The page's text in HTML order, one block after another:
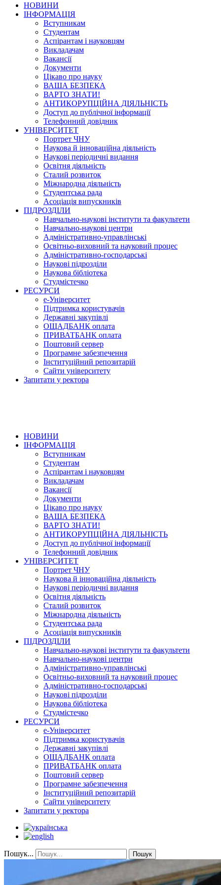
НОВИНИ
ІНФОРМАЦІЯ
Вступникам
Студентам
Аспірантам і науковцям
Викладачам
Вакансії
Документи
Цікаво про науку
ВАША БЕЗПЕКА
ВАРТО ЗНАТИ!
АНТИКОРУПЦІЙНА ДІЯЛЬНІСТЬ
Доступ до публічної інформації
Телефонний довідник
УНІВЕРСИТЕТ
Портрет ЧНУ
Наукова й інноваційна діяльність
Наукові періодичні видання
Освітня діяльність
Сталий розвиток
Міжнародна діяльність
Студентська рада
Асоціація випускників
ПІДРОЗДІЛИ
Навчально-наукові інститути та факультети
Навчально-наукові центри
Адміністративно-управлінські
Освітньо-виховний та науковий процес
Адміністративно-господарські
Наукові підрозділи
Наукова бібліотека
Студмістечко
РЕСУРСИ
е-Університет
Підтримка користувачів
Державні закупівлі
ОЩАДБАНК оплата
ПРИВАТБАНК оплата
Поштовий сервер
Програмне забезпечення
Інституційний репозитарій
Сайти університету
Запитати у ректора
НОВИНИ
ІНФОРМАЦІЯ
Вступникам
Студентам
Аспірантам і науковцям
Викладачам
Вакансії
Документи
Цікаво про науку
ВАША БЕЗПЕКА
ВАРТО ЗНАТИ!
АНТИКОРУПЦІЙНА ДІЯЛЬНІСТЬ
Доступ до публічної інформації
Телефонний довідник
УНІВЕРСИТЕТ
Портрет ЧНУ
Наукова й інноваційна діяльність
Наукові періодичні видання
Освітня діяльність
Сталий розвиток
Міжнародна діяльність
Студентська рада
Асоціація випускників
ПІДРОЗДІЛИ
Навчально-наукові інститути та факультети
Навчально-наукові центри
Адміністративно-управлінські
Освітньо-виховний та науковий процес
Адміністративно-господарські
Наукові підрозділи
Наукова бібліотека
Студмістечко
РЕСУРСИ
е-Університет
Підтримка користувачів
Державні закупівлі
ОЩАДБАНК оплата
ПРИВАТБАНК оплата
Поштовий сервер
Програмне забезпечення
Інституційний репозитарій
Сайти університету
Запитати у ректора
Пошук... Пошук